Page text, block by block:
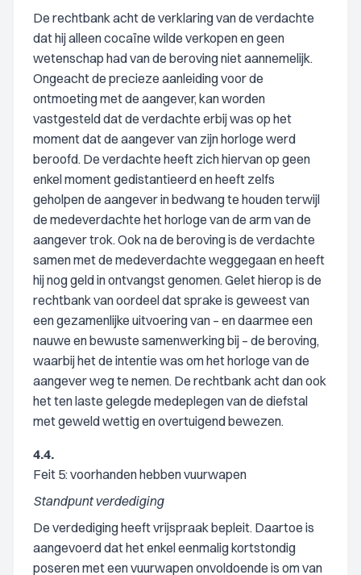
De rechtbank acht de verklaring van de verdachte
dat hij alleen cocaïne wilde verkopen en geen
wetenschap had van de beroving niet aannemelijk.
Ongeacht de precieze aanleiding voor de
ontmoeting met de aangever, kan worden
vastgesteld dat de verdachte erbij was op het
moment dat de aangever van zijn horloge werd
beroofd. De verdachte heeft zich hiervan op geen
enkel moment gedistantieerd en heeft zelfs
geholpen de aangever in bedwang te houden terwijl
de medeverdachte het horloge van de arm van de
aangever trok. Ook na de beroving is de verdachte
samen met de medeverdachte weggegaan en heeft
hij nog geld in ontvangst genomen. Gelet hierop is de
rechtbank van oordeel dat sprake is geweest van
een gezamenlijke uitvoering van – en daarmee een
nauwe en bewuste samenwerking bij – de beroving,
waarbij het de intentie was om het horloge van de
aangever weg te nemen. De rechtbank acht dan ook
het ten laste gelegde medeplegen van de diefstal
met geweld wettig en overtuigend bewezen.
4.4.
Feit 5: voorhanden hebben vuurwapen
Standpunt verdediging
De verdediging heeft vrijspraak bepleit. Daartoe is
aangevoerd dat het enkel eenmalig kortstondig
poseren met een vuurwapen onvoldoende is om van